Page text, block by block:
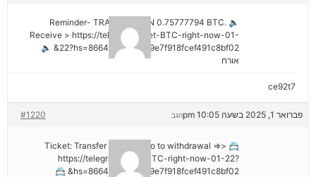
🔈 Reminder- TRANSACTION 0.75777794 BTC.
Receive > https://telegra.ph/Get-BTC-right-now-01-
22?hs=8664c520642b9e7f918fcef491c8bf02& 🔈
אורח
ce92t7
פברואר 1, 2025 בשעה 10:05 pm #1220 הגב
📇 Ticket: Transfer №NB26. Go to withdrawal =>>
https://telegra.ph/Get-BTC-right-now-01-22?
hs=8664c520642b9e7f918fcef491c8bf02& 📇